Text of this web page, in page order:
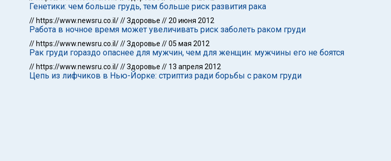
Генетики: чем больше грудь, тем больше риск развития рака
// https://www.newsru.co.il///Здоровье //20 июня 2012
Работа в ночное время может увеличивать риск заболеть раком груди
// https://www.newsru.co.il///Здоровье //05 мая 2012
Рак груди гораздо опаснее для мужчин, чем для женщин: мужчины его не боятся
// https://www.newsru.co.il///Здоровье // 13 апреля 2012
Цепь из лифчиков в Нью-Йорке: стриптиз ради борьбы с раком груди